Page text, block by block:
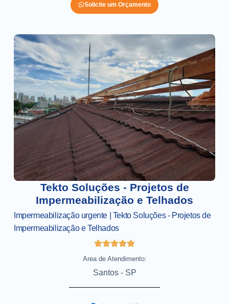
Solicite um Orçamento
Tekto Soluções - Projetos de
Impermeabilização e Telhados
Impermeabilização urgente | Tekto Soluções - Projetos de
Impermeabilização e Telhados
Area de Atendimento:
Santos - SP